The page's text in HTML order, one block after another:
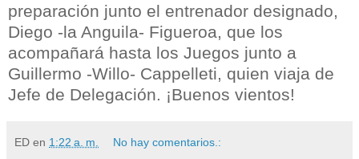
preparación junto el entrenador designado,
Diego -la Anguila- Figueroa, que los
acompañará hasta los Juegos junto a
Guillermo -Willo- Cappelleti, quien viaja de
Jefe de Delegación. ¡Buenos vientos!
ED en 1:22 a. m. No hay comentarios.: